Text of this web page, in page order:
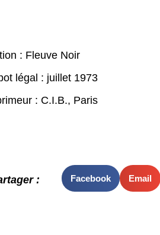
: Fleuve Noir
légal : juillet 1973
: C.I.B., Paris
: Facebook Email